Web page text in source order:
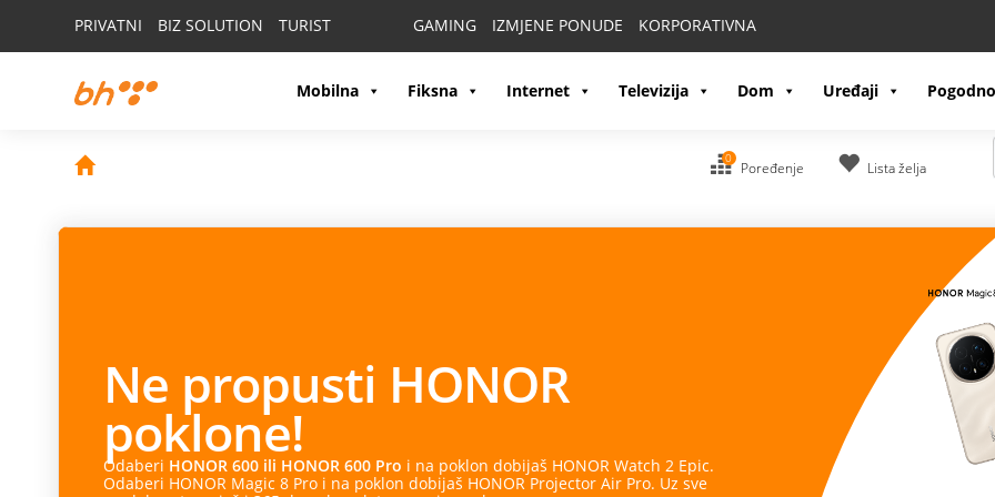
PRIVATNI BIZ SOLUTION TURIST GAMING IZMJENE PONUDE KORPORATIVNA
Mobilna Fiksna Internet Televizija Dom Uređaji
0
Poređenje Lista želja
Ne propusti HONOR
poklone!
Odaberi HONOR 600 ili HONOR 600 Pro i na poklon dobijaš HONOR Watch 2 Epic.
Odaberi HONOR Magic 8 Pro i na poklon dobijaš HONOR Projector Air Pro. Uz sve